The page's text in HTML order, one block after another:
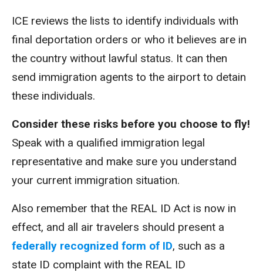
ICE reviews the lists to identify individuals with
final deportation orders or who it believes are in
the country without lawful status. It can then
send immigration agents to the airport to detain
these individuals.
Consider these risks before you choose to fly!
Speak with a qualified immigration legal
representative and make sure you understand
your current immigration situation.
Also remember that the REAL ID Act is now in
effect, and all air travelers should present a
federally recognized form of ID, such as a
state ID complaint with the REAL ID